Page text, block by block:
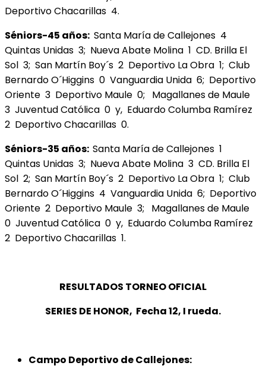
Deportivo Chacarillas 4.
Séniors-45 años: Santa María de Callejones 4
Quintas Unidas 3; Nueva Abate Molina 1 CD. Brilla El
Sol 3; San Martín Boy´s 2 Deportivo La Obra 1; Club
Bernardo O´Higgins 0 Vanguardia Unida 6; Deportivo
Oriente 3 Deportivo Maule 0; Magallanes de Maule
3 Juventud Católica 0 y, Eduardo Columba Ramírez
2 Deportivo Chacarillas 0.
Séniors-35 años: Santa María de Callejones 1
Quintas Unidas 3; Nueva Abate Molina 3 CD. Brilla El
Sol 2; San Martín Boy´s 2 Deportivo La Obra 1; Club
Bernardo O´Higgins 4 Vanguardia Unida 6; Deportivo
Oriente 2 Deportivo Maule 3; Magallanes de Maule
0 Juventud Católica 0 y, Eduardo Columba Ramírez
2 Deportivo Chacarillas 1.
RESULTADOS TORNEO OFICIAL
SERIES DE HONOR, Fecha 12, I rueda.
Campo Deportivo de Callejones: